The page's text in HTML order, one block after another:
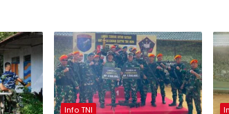
Info TNI